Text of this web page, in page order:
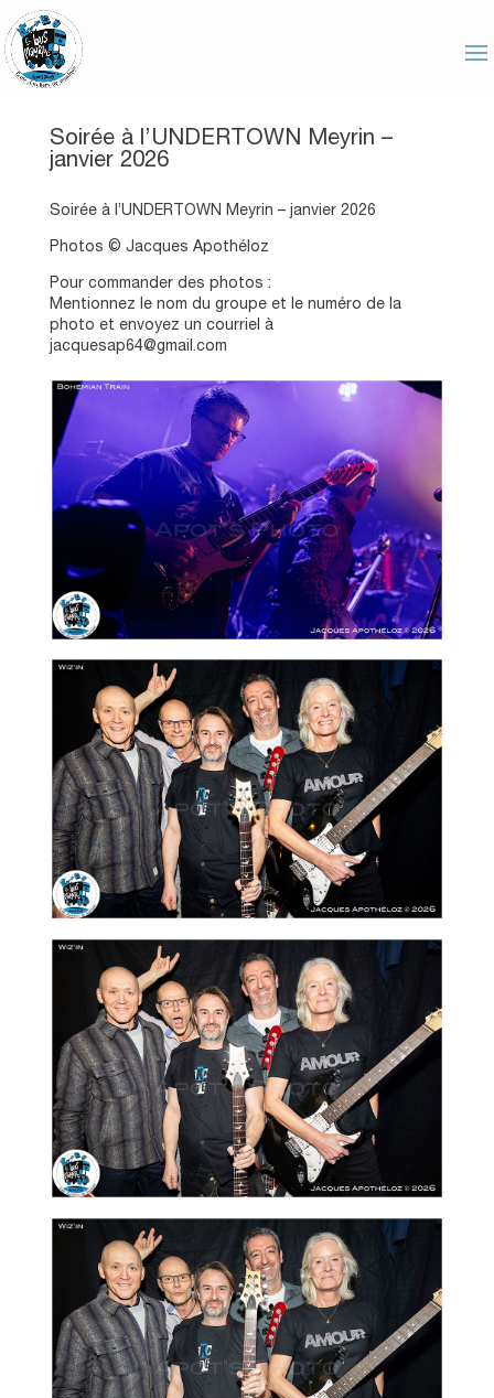
Soirée à l’UNDERTOWN Meyrin –
janvier 2026
Soirée à l’UNDERTOWN Meyrin – janvier 2026
Photos © Jacques Apothéloz
Pour commander des photos :
Mentionnez le nom du groupe et le numéro de la
photo et envoyez un courriel à
jacquesap64@gmail.com